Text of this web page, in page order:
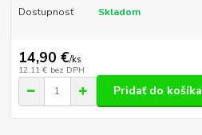
Dostupnosť Skladom
14,90 €/ks
12,11 € bez DPH
Pridať do košíka